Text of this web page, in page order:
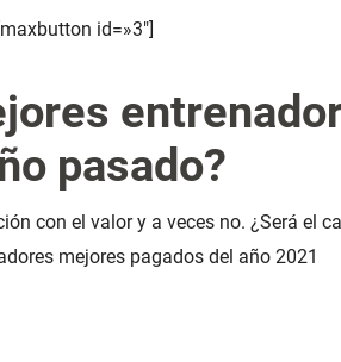
id=»3″]
pasado?
con el valor y a veces no. ¿Será el
mejores pagados del año 2021